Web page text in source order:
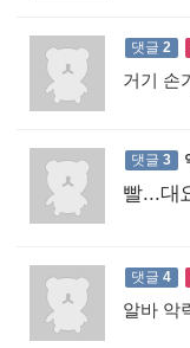
댓글 2
거기 손
댓글 3
빨...대
댓글 4
알바 악